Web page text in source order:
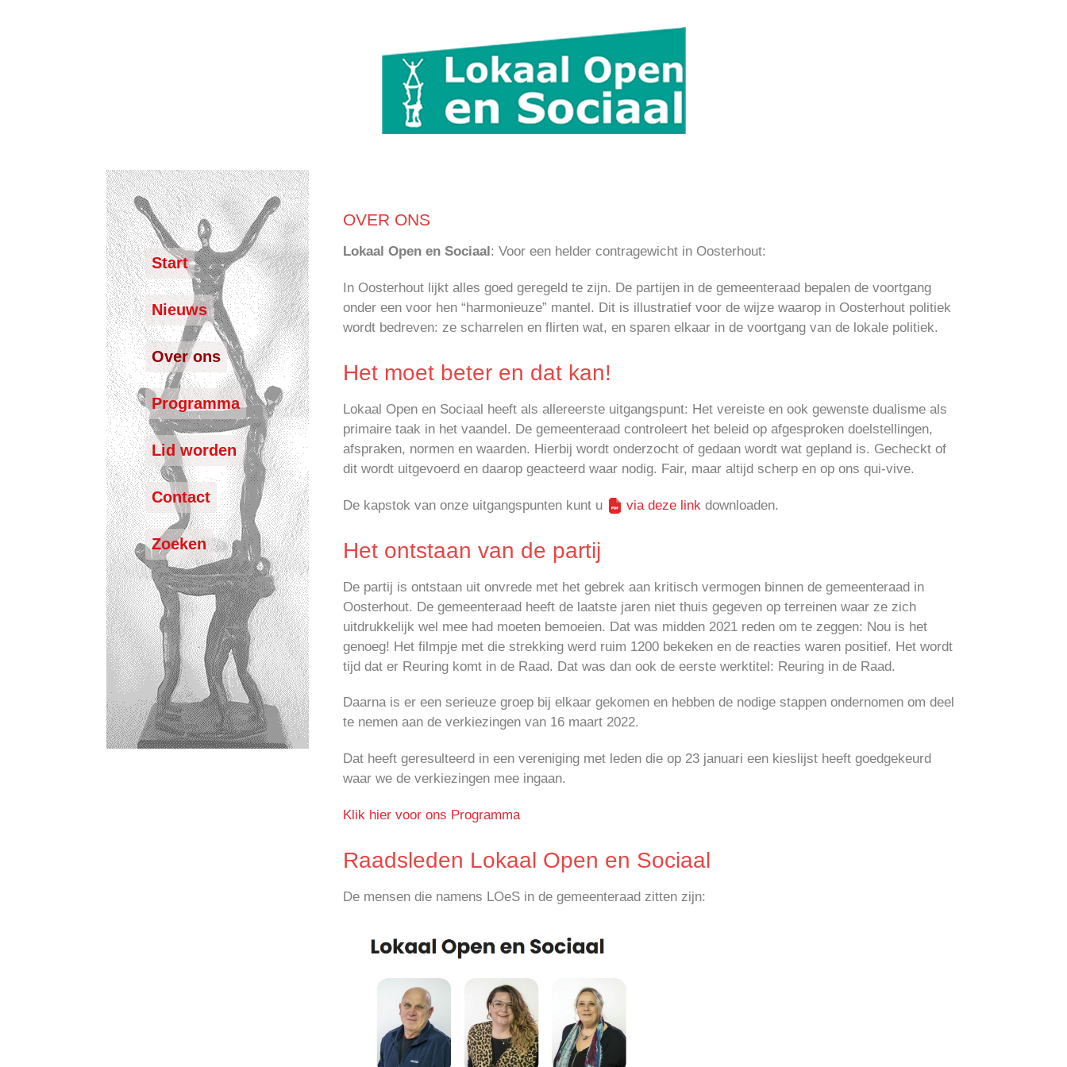
Start
Nieuws
Over ons
Programma
Lid worden
Contact
Zoeken
OVER ONS
Lokaal Open en Sociaal: Voor een helder contragewicht in Oosterhout:
In Oosterhout lijkt alles goed geregeld te zijn. De partijen in de gemeenteraad bepalen de voortgang
onder een voor hen “harmonieuze” mantel. Dit is illustratief voor de wijze waarop in Oosterhout politiek
wordt bedreven: ze scharrelen en flirten wat, en sparen elkaar in de voortgang van de lokale politiek.
Het moet beter en dat kan!
Lokaal Open en Sociaal heeft als allereerste uitgangspunt: Het vereiste en ook gewenste dualisme als
primaire taak in het vaandel. De gemeenteraad controleert het beleid op afgesproken doelstellingen,
afspraken, normen en waarden. Hierbij wordt onderzocht of gedaan wordt wat gepland is. Gecheckt of
dit wordt uitgevoerd en daarop geacteerd waar nodig. Fair, maar altijd scherp en op ons qui-vive.
De kapstok van onze uitgangspunten kunt u via deze link downloaden.
Het ontstaan van de partij
De partij is ontstaan uit onvrede met het gebrek aan kritisch vermogen binnen de gemeenteraad in
Oosterhout. De gemeenteraad heeft de laatste jaren niet thuis gegeven op terreinen waar ze zich
uitdrukkelijk wel mee had moeten bemoeien. Dat was midden 2021 reden om te zeggen: Nou is het
genoeg! Het filmpje met die strekking werd ruim 1200 bekeken en de reacties waren positief. Het wordt
tijd dat er Reuring komt in de Raad. Dat was dan ook de eerste werktitel: Reuring in de Raad.
Daarna is er een serieuze groep bij elkaar gekomen en hebben de nodige stappen ondernomen om deel
te nemen aan de verkiezingen van 16 maart 2022.
Dat heeft geresulteerd in een vereniging met leden die op 23 januari een kieslijst heeft goedgekeurd
waar we de verkiezingen mee ingaan.
Klik hier voor ons Programma
Raadsleden Lokaal Open en Sociaal
De mensen die namens LOeS in de gemeenteraad zitten zijn: